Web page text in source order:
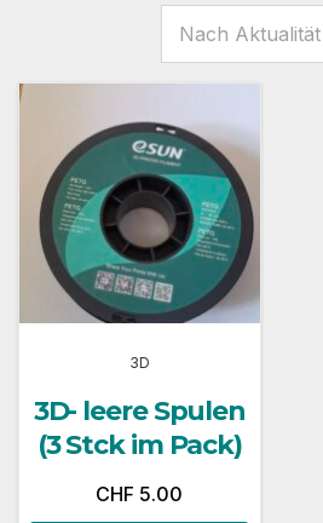
3D
3D- leere Spulen
(3 Stck im Pack)
CHF 5.00